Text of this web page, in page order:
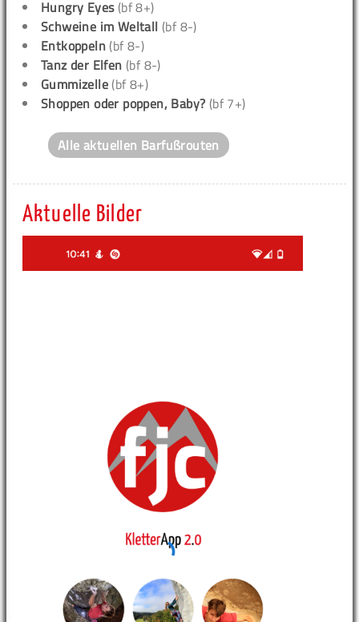
Hungry Eyes(bf 8+)
Schweine im Weltall (bf 8-)
Entkoppeln (bf 8-)
Tanz der Elfen (bf 8-)
Gummizelle (bf 8+)
Shoppen oder poppen, Baby? (bf 7+)
Alle aktuellen Barfußrouten
Aktuelle Bilder